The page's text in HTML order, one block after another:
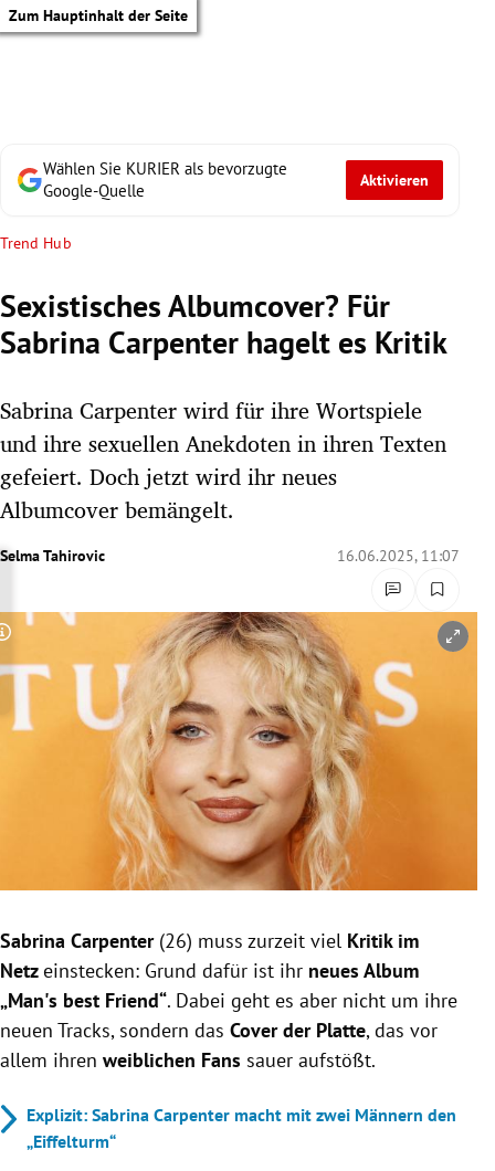
Zum Hauptinhalt der Seite
Untermenü
Untermenü
Untermenü
Untermenü
Untermenü
Untermenü
Untermenü
Untermenü
Wählen Sie KURIER als bevorzugte
Google-Quelle
Aktivieren
Trend Hub
Sexistisches Albumcover? Für
Sabrina Carpenter hagelt es Kritik
Sabrina Carpenter wird für ihre Wortspiele
und ihre sexuellen Anekdoten in ihren Texten
gefeiert. Doch jetzt wird ihr neues
Albumcover bemängelt.
Selma Tahirovic 16.06.2025, 11:07
Copyright-Hinweis öffnen/schließen
Sabrina Carpenter (26) muss zurzeit viel Kritik im
Netzeinstecken: Grund dafür ist ihr neues Album
„Man's best Friend“. Dabei geht es aber nicht um ihre
neuen Tracks, sondern das Cover der Platte, das vor
allem ihren weiblichen Fans sauer aufstößt.
Explizit: Sabrina Carpenter macht mit zwei Männern den
„Eiffelturm“